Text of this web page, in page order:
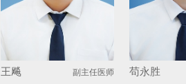
王飚 副主任医师 苟永胜